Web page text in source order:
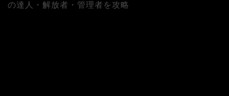
の達人・解放者・管理者を攻略